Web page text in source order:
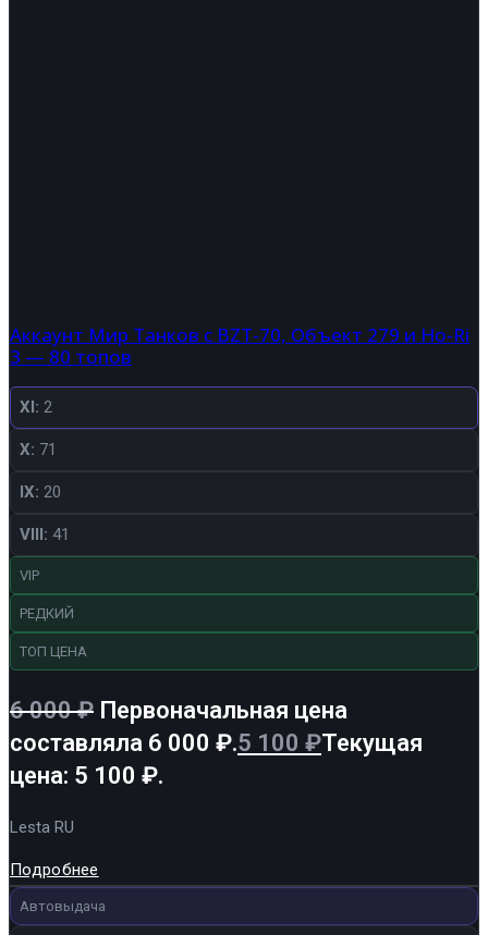
Аккаунт Мир Танков с BZT-70, Объект 279 и Ho-Ri
3 — 80 топов
XI: 2
X: 71
IX: 20
VIII: 41
VIP
РЕДКИЙ
ТОП ЦЕНА
6 000₽ Первоначальная цена
составляла 6 000 ₽.5 100 ₽Текущая
цена: 5 100 ₽.
Lesta RU
Подробнее
Автовыдача